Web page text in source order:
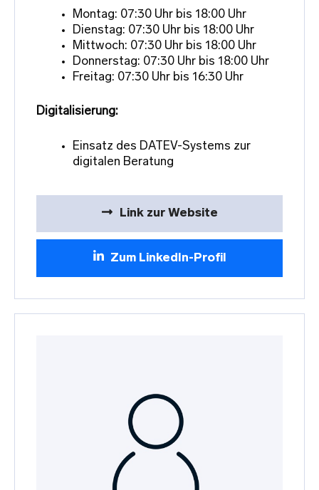
Montag: 07:30 Uhr bis 18:00 Uhr
Dienstag: 07:30 Uhr bis 18:00 Uhr
Mittwoch: 07:30 Uhr bis 18:00 Uhr
Donnerstag: 07:30 Uhr bis 18:00 Uhr
Freitag: 07:30 Uhr bis 16:30 Uhr
Digitalisierung:
Einsatz des DATEV-Systems zur
digitalen Beratung
Link zur Website
Zum LinkedIn-Profil